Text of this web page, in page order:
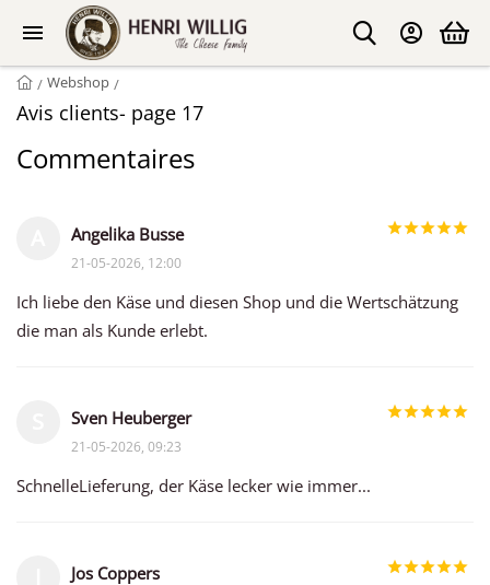
/ Webshop /
Avis clients- page 17
Commentaires
Angelika Busse
21-05-2026, 12:00
Ich liebe den Käse und diesen Shop und die Wertschätzung
die man als Kunde erlebt.
Sven Heuberger
21-05-2026, 09:23
SchnelleLieferung, der Käse lecker wie immer...
Jos Coppers